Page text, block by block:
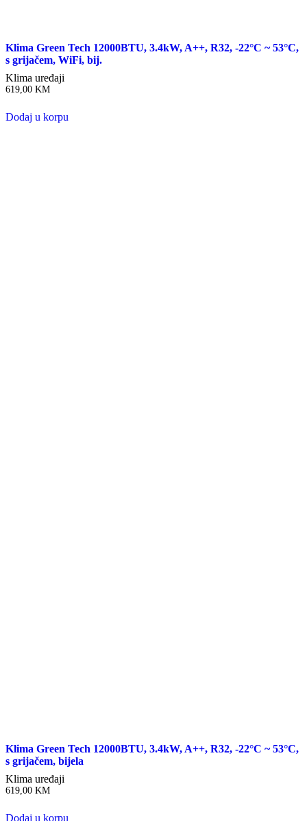
Klima Green Tech 12000BTU, 3.4kW, A++, R32, -22°C ~ 53°C,
s grijačem, WiFi, bij.
Klima uređaji
619,00 KM
Dodaj u korpu
Klima Green Tech 12000BTU, 3.4kW, A++, R32, -22°C ~ 53°C,
s grijačem, bijela
Klima uređaji
619,00 KM
Dodaj u korpu